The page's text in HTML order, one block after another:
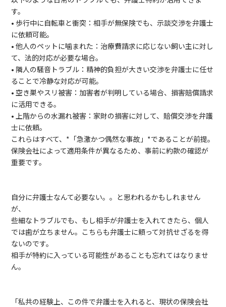
す。
• 歩行中に自転車と衝突：相手が無保険でも、示談交渉を弁護士
に依頼可能。
• 他人のペットに噛まれた：治療費請求に応じない飼い主に対し
て、法的対応が必要な場合。
• 隣人の騒音トラブル：精神的負担が大きい交渉を弁護士に任せ
ることで冷静な対応が可能。
• 空き巣やスリ被害：加害者が判明している場合、損害賠償請求
に活用できる。
• 上階からの水漏れ被害：家財の損害に対して、賠償交渉を弁護
士に依頼。
これらはすべて、*「急激かつ偶然な事故」*であることが前提。
保険会社によって適用条件が異なるため、事前に約款の確認が
重要です。
自分に弁護士なんて必要ない。。と思われるかもしれません
が、
些細なトラブルでも、もし相手が弁護士を入れてきたら、個人
では歯が立ちません。こちらも弁護士に頼って対抗せざるを得
ないのです。
相手が特約に入っている可能性があることも忘れてはなりませ
ん。
「私共の経験上、この件で弁護士を入れると、現状の保険会社